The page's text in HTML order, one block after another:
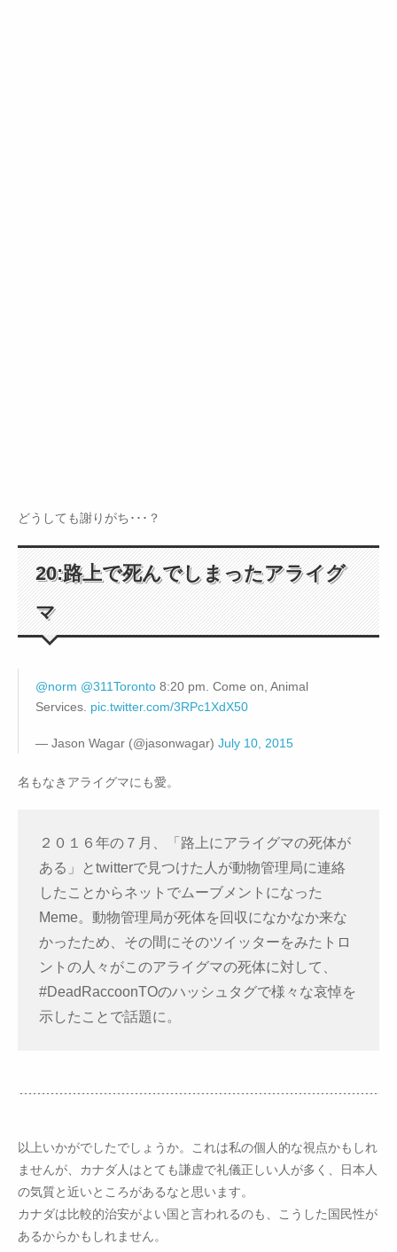
どうしても謝りがち･･･？
20:路上で死んでしまったアライグ
マ
@norm @311Toronto 8:20 pm. Come on, Animal
Services. pic.twitter.com/3RPc1XdX50
— Jason Wagar (@jasonwagar) July 10, 2015
名もなきアライグマにも愛。
２０１６年の７月、「路上にアライグマの死体が
ある」とtwitterで見つけた人が動物管理局に連絡
したことからネットでムーブメントになった
Meme。動物管理局が死体を回収になかなか来な
かったため、その間にそのツイッターをみたトロ
ントの人々がこのアライグマの死体に対して、
#DeadRaccoonTOのハッシュタグで様々な哀悼を
示したことで話題に。
以上いかがでしたでしょうか。これは私の個人的な視点かもしれ
ませんが、カナダ人はとても謙虚で礼儀正しい人が多く、日本人
の気質と近いところがあるなと思います。
カナダは比較的治安がよい国と言われるのも、こうした国民性が
あるからかもしれません。